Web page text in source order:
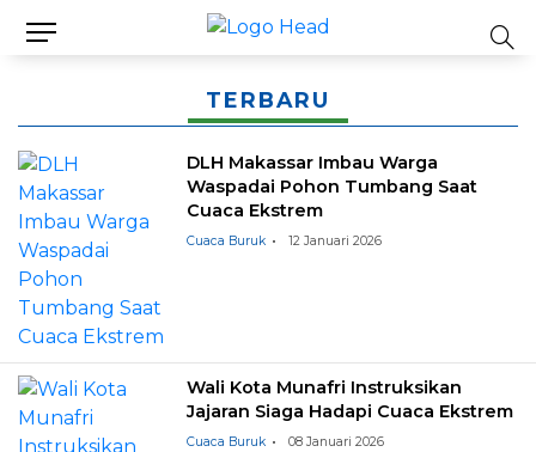
TERBARU
DLH Makassar Imbau Warga
Waspadai Pohon Tumbang Saat
Cuaca Ekstrem
Cuaca Buruk 12 Januari 2026
Wali Kota Munafri Instruksikan
Jajaran Siaga Hadapi Cuaca Ekstrem
Cuaca Buruk 08 Januari 2026